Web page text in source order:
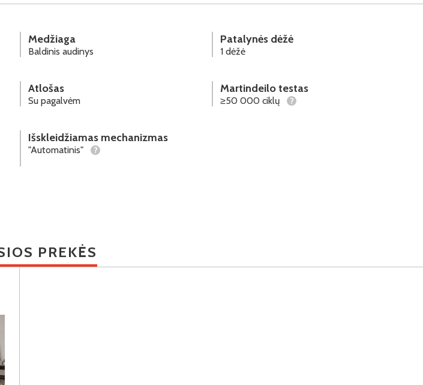
Medžiaga
Baldinis audinys
Patalynės dėžė
1 dėžė
Atlošas
Su pagalvėm
Martindeilo testas
≥50 000 ciklų ?
Išskleidžiamas mechanizmas
"Automatinis" ?
PREKĖS